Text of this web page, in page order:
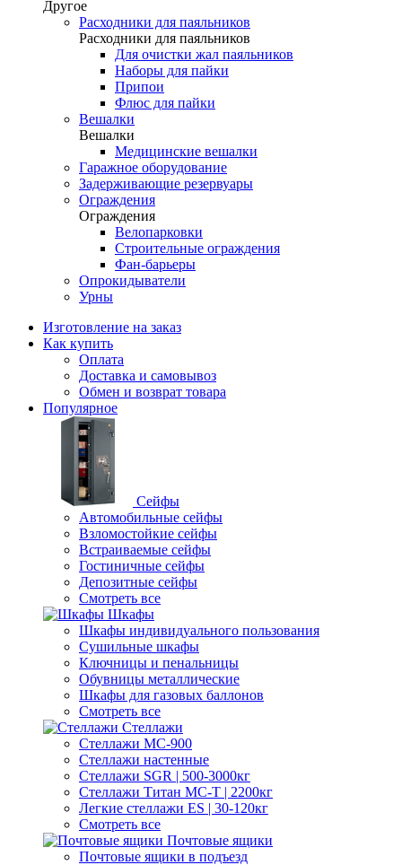
Другое
Расходники для паяльников
Расходники для паяльников
Для очистки жал паяльников
Наборы для пайки
Припои
Флюс для пайки
Вешалки
Вешалки
Медицинские вешалки
Гаражное оборудование
Задерживающие резервуары
Ограждения
Ограждения
Велопарковки
Строительные ограждения
Фан-барьеры
Опрокидыватели
Урны
Изготовление на заказ
Как купить
Оплата
Доставка и самовывоз
Обмен и возврат товара
Популярное
Сейфы
Автомобильные сейфы
Взломостойкие сейфы
Встраиваемые сейфы
Гостиничные сейфы
Депозитные сейфы
Смотреть все
Шкафы
Шкафы индивидуального пользования
Cушильные шкафы
Ключницы и пенальницы
Обувницы металлические
Шкафы для газовых баллонов
Смотреть все
Стеллажи
Стеллажи МС-900
Стеллажи настенные
Cтеллажи SGR | 500-3000кг
Cтеллажи Титан МС-Т | 2200кг
Легкие стеллажи ES | 30-120кг
Смотреть все
Почтовые ящики
Почтовые ящики в подъезд